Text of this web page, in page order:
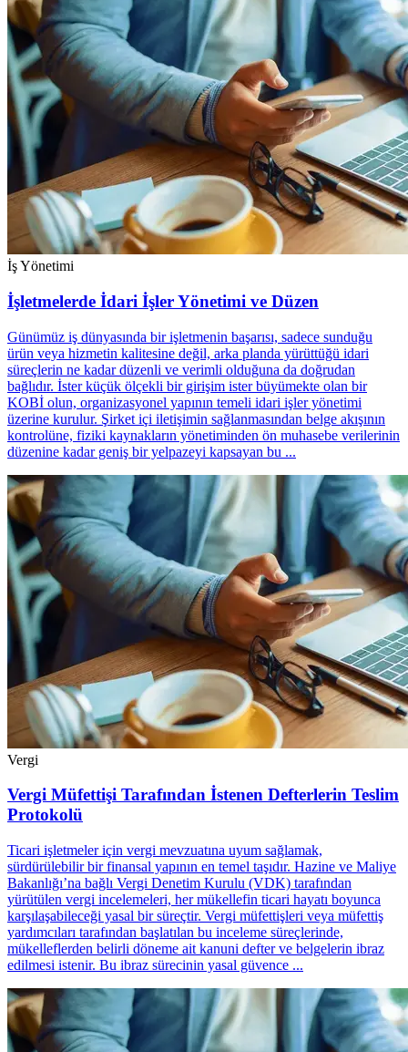
İş Yönetimi
İşletmelerde İdari İşler Yönetimi ve Düzen
Günümüz iş dünyasında bir işletmenin başarısı, sadece sunduğu
ürün veya hizmetin kalitesine değil, arka planda yürüttüğü idari
süreçlerin ne kadar düzenli ve verimli olduğuna da doğrudan
bağlıdır. İster küçük ölçekli bir girişim ister büyümekte olan bir
KOBİ olun, organizasyonel yapının temeli idari işler yönetimi
üzerine kurulur. Şirket içi iletişimin sağlanmasından belge akışının
kontrolüne, fiziki kaynakların yönetiminden ön muhasebe verilerinin
düzenine kadar geniş bir yelpazeyi kapsayan bu ...
Vergi
Vergi Müfettişi Tarafından İstenen Defterlerin Teslim
Protokolü
Ticari işletmeler için vergi mevzuatına uyum sağlamak,
sürdürülebilir bir finansal yapının en temel taşıdır. Hazine ve Maliye
Bakanlığı’na bağlı Vergi Denetim Kurulu (VDK) tarafından
yürütülen vergi incelemeleri, her mükellefin ticari hayatı boyunca
karşılaşabileceği yasal bir süreçtir. Vergi müfettişleri veya müfettiş
yardımcıları tarafından başlatılan bu inceleme süreçlerinde,
mükelleflerden belirli döneme ait kanuni defter ve belgelerin ibraz
edilmesi istenir. Bu ibraz sürecinin yasal güvence ...